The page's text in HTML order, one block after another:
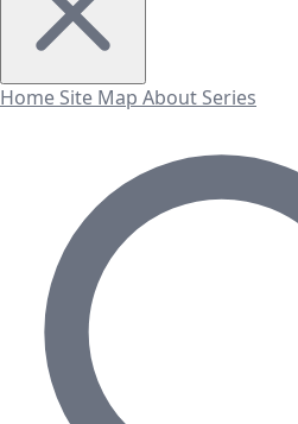
Home Site Map About Series